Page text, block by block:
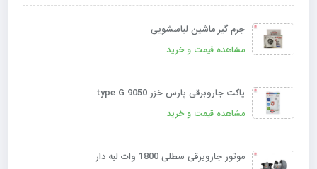
جرم گیر ماشین لباسشویی
مشاهده قیمت و خرید
پاکت جاروبرقی پارس خزر type G 9050
مشاهده قیمت و خرید
موتور جاروبرقی سطلی 1800 وات لبه دار